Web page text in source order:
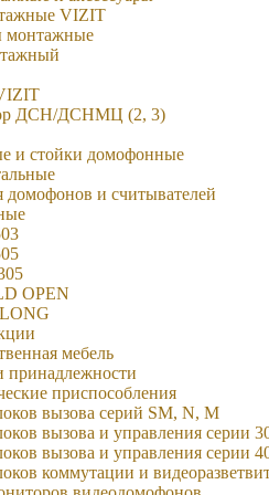
VIZIT
монтажные
ДСН/ДСНМЦ (2, 3)
и стойки домофонные
домофонов и считывателей
OPEN
мебель
принадлежности
приспособления
вызова серий SM, N, M
вызова и управления серии
вызова и управления серии
коммутации и